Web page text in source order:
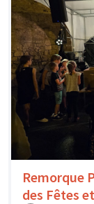
Remorque
des Fêtes